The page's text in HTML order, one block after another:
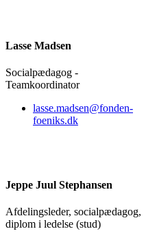
Lasse Madsen
Socialpædagog -
Teamkoordinator
lasse.madsen@fonden-
foeniks.dk
Jeppe Juul Stephansen
Afdelingsleder, socialpædagog,
diplom i ledelse (stud)